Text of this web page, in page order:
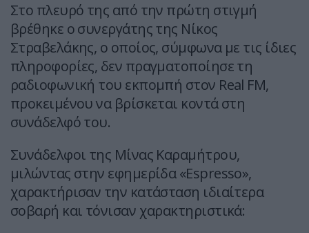
Στο πλευρό της από την πρώτη στιγμή
βρέθηκε ο συνεργάτης της Νίκος
Στραβελάκης, ο οποίος, σύμφωνα με τις ίδιες
πληροφορίες, δεν πραγματοποίησε τη
ραδιοφωνική του εκπομπή στον Real FM,
προκειμένου να βρίσκεται κοντά στη
συνάδελφό του.
Συνάδελφοι της Μίνας Καραμήτρου,
μιλώντας στην εφημερίδα «Espresso»,
χαρακτήρισαν την κατάσταση ιδιαίτερα
σοβαρή και τόνισαν χαρακτηριστικά: